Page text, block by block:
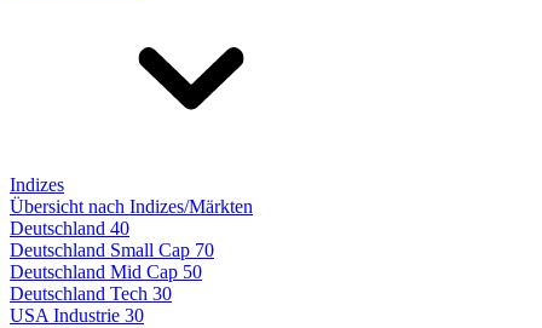
Indizes
Übersicht nach Indizes/Märkten
Deutschland 40
Deutschland Small Cap 70
Deutschland Mid Cap 50
Deutschland Tech 30
USA Industrie 30